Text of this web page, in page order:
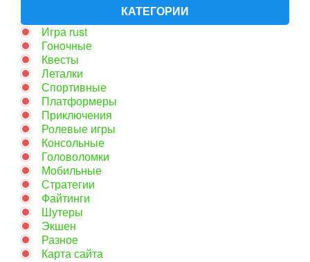
КАТЕГОРИИ
Игра rust
Гоночные
Квесты
Леталки
Спортивные
Платформеры
Приключения
Ролевые игры
Консольные
Головоломки
Мобильные
Стратегии
Файтинги
Шутеры
Экшен
Разное
Карта сайта